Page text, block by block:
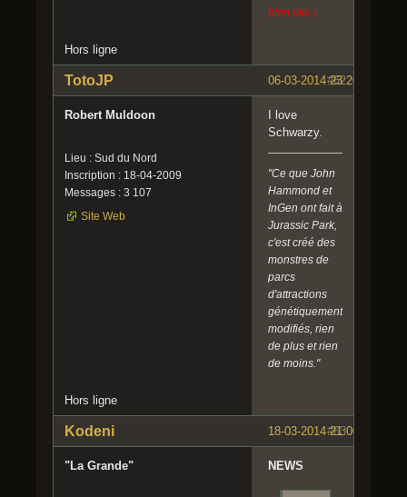
bien elle !
Hors ligne
#62
06-03-2014 23:20:15
TotoJP
Robert Muldoon
Lieu : Sud du Nord
Inscription : 18-04-2009
Messages : 3 107
Site Web
I love
Schwarzy.
"Ce que John
Hammond et
InGen ont fait à
Jurassic Park,
c'est créé des
monstres de
parcs
d'attractions
génétiquement
modifiés, rien
de plus et rien
de moins."
Hors ligne
#63
18-03-2014 21:00:11
Kodeni
"La Grande" NEWS